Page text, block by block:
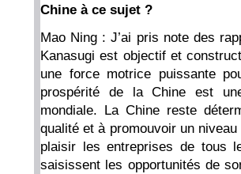
Chine à ce sujet ?
Mao Ning : J’ai pris note des
Kanasugi est objectif et
une force motrice puissante
prospérité de la Chine est
mondiale. La Chine reste
qualité et à promouvoir un
plaisir les entreprises de tous
saisissent les opportunités de